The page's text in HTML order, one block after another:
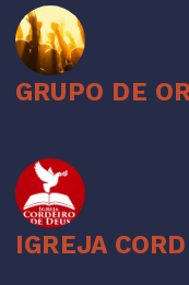
GRUPO DE
IGREJA